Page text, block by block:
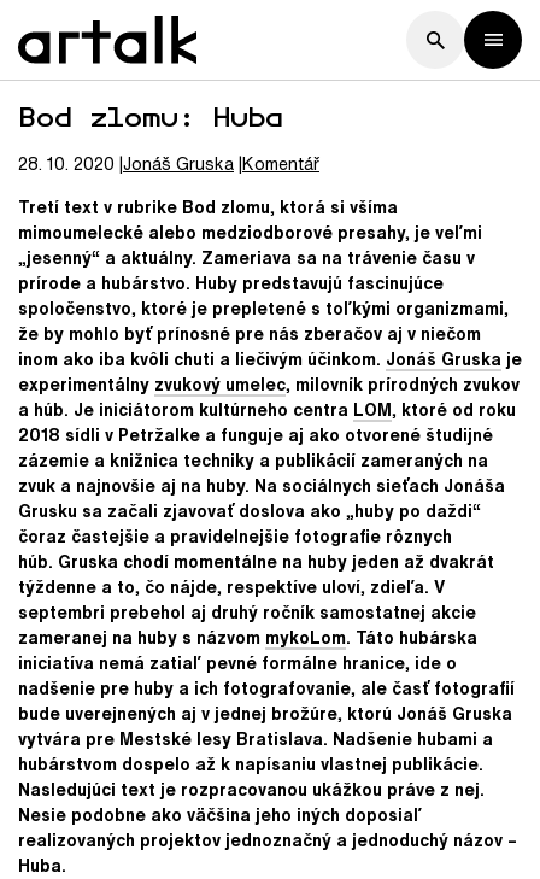
Bod zlomu: Huba
28. 10. 2020 Jonáš Gruska Komentář
Tretí text v rubrike Bod zlomu, ktorá si všíma
mimoumelecké alebo medziodborové presahy, je veľmi
„jesenný“ a aktuálny. Zameriava sa na trávenie času v
prírode a hubárstvo. Huby predstavujú fascinujúce
spoločenstvo, ktoré je prepletené s toľkými organizmami,
že by mohlo byť prínosné pre nás zberačov aj v niečom
inom ako iba kvôli chuti a liečivým účinkom. Jonáš Gruska je
experimentálny zvukový umelec, milovník prírodných zvukov
a húb. Je iniciátorom kultúrneho centra LOM, ktoré od roku
2018 sídli v Petržalke a funguje aj ako otvorené študijné
zázemie a knižnica techniky a publikácií zameraných na
zvuk a najnovšie aj na huby. Na sociálnych sieťach Jonáša
Grusku sa začali zjavovať doslova ako „huby po daždi“
čoraz častejšie a pravidelnejšie fotografie rôznych
húb. Gruska chodí momentálne na huby jeden až dvakrát
týždenne a to, čo nájde, respektíve uloví, zdieľa. V
septembri prebehol aj druhý ročník samostatnej akcie
zameranej na huby s názvom mykoLom. Táto hubárska
iniciatíva nemá zatiaľ pevné formálne hranice, ide o
nadšenie pre huby a ich fotografovanie, ale časť fotografií
bude uverejnených aj v jednej brožúre, ktorú Jonáš Gruska
vytvára pre Mestské lesy Bratislava. Nadšenie hubami a
hubárstvom dospelo až k napísaniu vlastnej publikácie.
Nasledujúci text je rozpracovanou ukážkou práve z nej.
Nesie podobne ako väčšina jeho iných doposiaľ
realizovaných projektov jednoznačný a jednoduchý názov –
Huba.